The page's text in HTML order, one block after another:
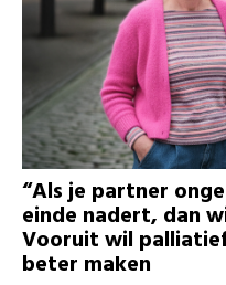
“Als je partner
einde nadert, dan
Vooruit wil
beter maken